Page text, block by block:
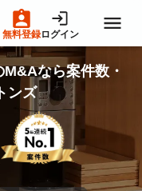
無料登録ログイン
なら案件数・
ンズ